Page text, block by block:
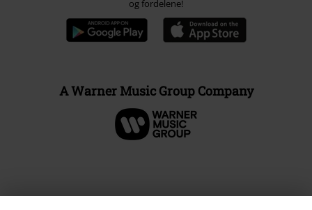
og fordelene!
A Warner Music Group Company